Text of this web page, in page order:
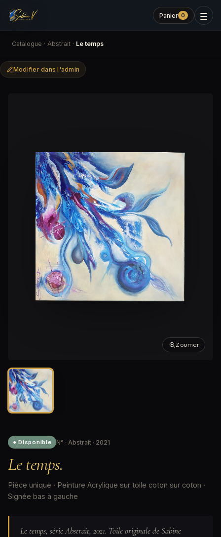
Panier 0
Catalogue · Abstrait · Le temps
Modifier dans l'admin
Zoomer
● Disponible N° · Abstrait · 2021
Le temps.
Pièce unique · Peinture Acrylique sur toile coton sur coton ·
Signée bas à gauche
Le temps, série Abstrait, 2021. Toile originale de Sabine